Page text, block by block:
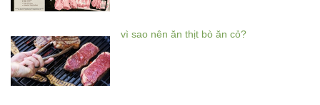
vì sao nên ăn thịt bò ăn cỏ?